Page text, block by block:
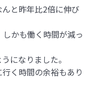
と昨年比2倍に伸び
かも働く時間が減っ
になりました。
く時間の余裕もあり